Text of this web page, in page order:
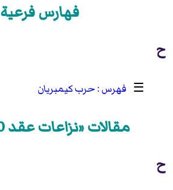
فهارس فرعية
ح
☰ حرب كيمبريان
مقالات «نزاعات عقد 100 ق م»
ح